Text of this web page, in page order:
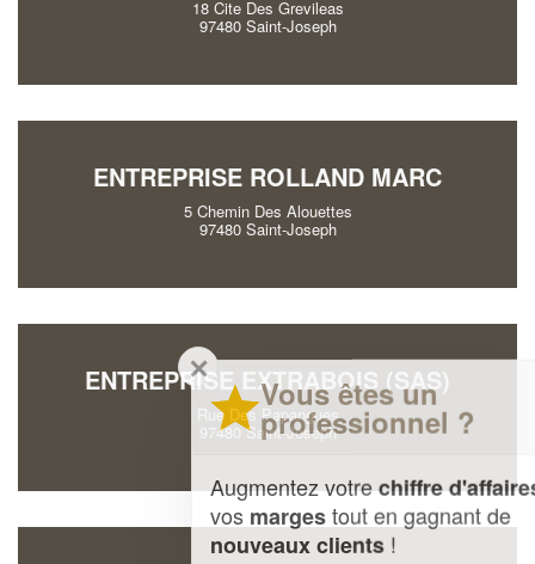
18 Cite Des Grevileas
97480 Saint-Joseph
ENTREPRISE ROLLAND MARC
5 Chemin Des Alouettes
97480 Saint-Joseph
ENTREPRISE EXTRABOIS (SAS)
Rue Des Papangues
97480 Saint-Joseph
✕
Vous êtes un
professionnel ?
Augmentez votrechiffre d'affaireset
margestout en gagnant de
nouveaux clients!